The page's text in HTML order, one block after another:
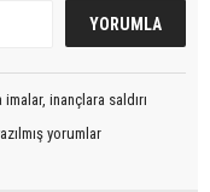
inançlara saldırı
yorumlar